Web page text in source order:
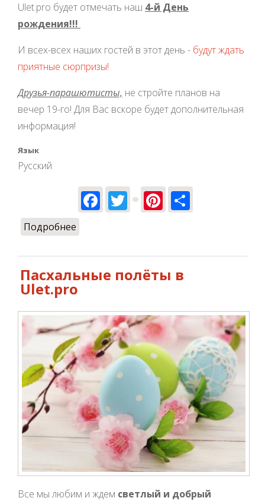
Ulet.pro будет отмечать наш 4-й День
рождения!!!
И всех-всех наших гостей в этот день - будут ждать
приятные сюрпризы!
Друзья-парашютисты, не стройте планов на
вечер 19-го! Для Вас вскоре будет дополнительная
информация!
Язык
Русский
Facebook
TwitterPinterest
Подробнее
Пасхальные полёты в
Ulet.pro
Все мы любим и ждем светлый и добрый